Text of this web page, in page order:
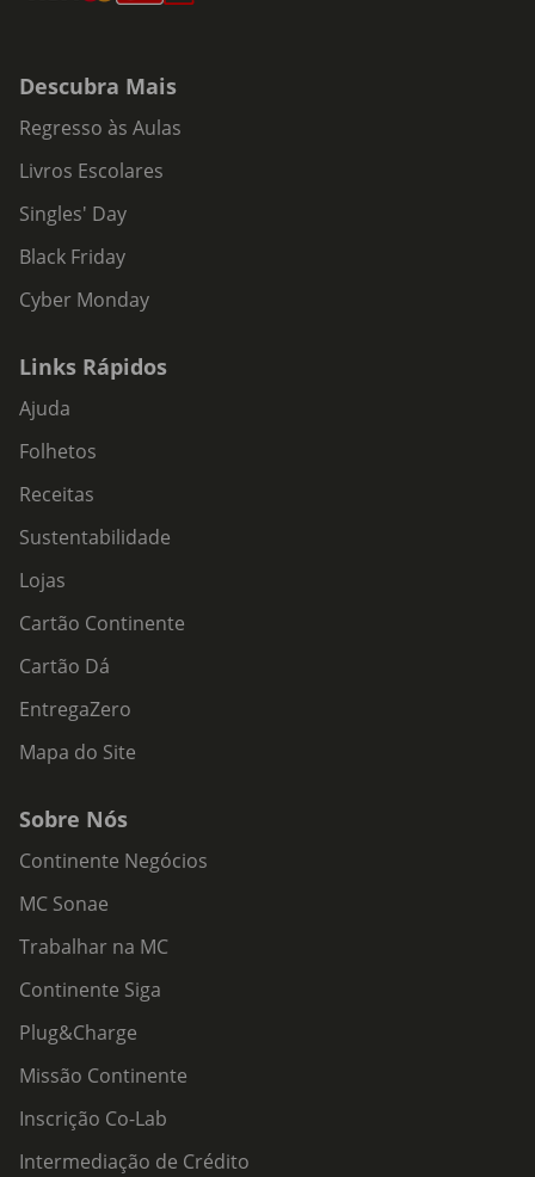
Descubra Mais
Regresso às Aulas
Livros Escolares
Singles' Day
Black Friday
Cyber Monday
Links Rápidos
Ajuda
Folhetos
Receitas
Sustentabilidade
Lojas
Cartão Continente
Cartão Dá
EntregaZero
Mapa do Site
Sobre Nós
Continente Negócios
MC Sonae
Trabalhar na MC
Continente Siga
Plug&Charge
Missão Continente
Inscrição Co-Lab
Intermediação de Crédito